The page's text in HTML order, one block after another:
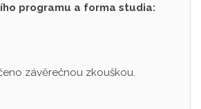
programu a forma studia:
závěrečnou zkouškou.